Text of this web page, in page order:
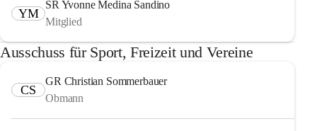
YM
SR Yvonne Medina Sandino
Mitglied
Ausschuss für Sport, Freizeit und Vereine
CS
GR Christian Sommerbauer
Obmann